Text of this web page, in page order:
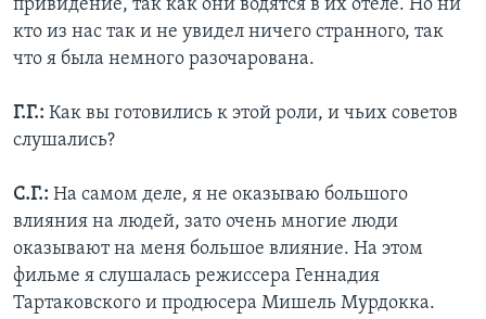
привидение, так как они водятся в их отеле. Но ни
кто из нас так и не увидел ничего странного, так
что я была немного разочарована.
Г.Г.: Как вы готовились к этой роли, и чьих советов
слушались?
С.Г.: На самом деле, я не оказываю большого
влияния на людей, зато очень многие люди
оказывают на меня большое влияние. На этом
фильме я слушалась режиссера Геннадия
Тартаковского и продюсера Мишель Мурдокка.